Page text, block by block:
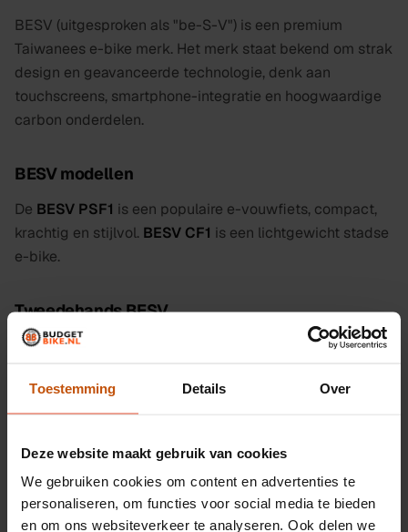
Toestemming Details Over
Deze website maakt gebruik van cookies
We gebruiken cookies om content en advertenties te
personaliseren, om functies voor social media te bieden
en om ons websiteverkeer te analyseren. Ook delen we
BESV (uitgesproken als "be-S-V") is een premium
Taiwanees e-bike merk. Het merk staat bekend om strak
design en geavanceerde technologie, denk aan
touchscreens, smartphone-integratie en hoogwaardige
carbon onderdelen.
BESV modellen
De BESV PSF1 is een populaire e-vouwfiets, compact,
krachtig en stijlvol. BESV CF1 is een lichtgewicht stadse
e-bike.
Tweedehands BESV
Een tweedehands BESV is een uitstekende vondst voor
Hieronder onze meest aangeboden modellen op basis
van actuele voorraad: